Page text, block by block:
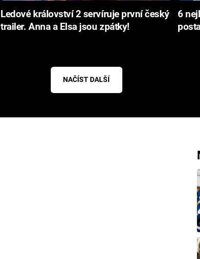
Ledové království 2 servíruje první český
trailer. Anna a Elsa jsou zpátky!
6
NAČÍST DALŠÍ